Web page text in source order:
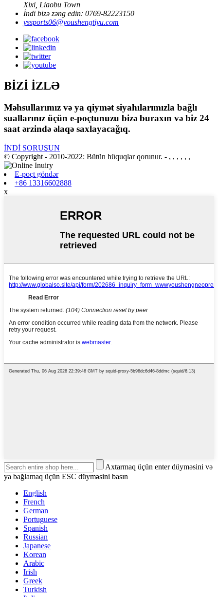
Xixi, Liaobu Town
İndi bizə zəng edin: 0769-82223150
yssports06@youshengtiyu.com
BİZİ İZLƏ
Məhsullarımız və ya qiymət siyahılarımızla bağlı
suallarınız üçün e-poçtunuzu bizə buraxın və biz 24
saat ərzində əlaqə saxlayacağıq.
İNDİ SORUŞUN
© Copyright - 2010-2022: Bütün hüquqlar qorunur. - , , , , , ,
E-poçt göndər
+86 13316602888
x
Axtarmaq üçün enter düyməsini və
ya bağlamaq üçün ESC düyməsini basın
English
French
German
Portuguese
Spanish
Russian
Japanese
Korean
Arabic
Irish
Greek
Turkish